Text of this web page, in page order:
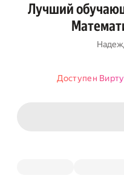
Лучший
Доступен